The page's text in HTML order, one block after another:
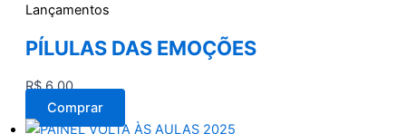
Lançamentos
PÍLULAS DAS EMOÇÕES
R$6,00
Comprar